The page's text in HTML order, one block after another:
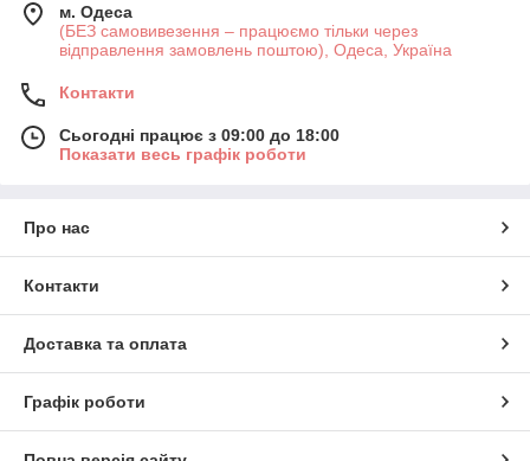
м. Одеса
(БЕЗ самовивезення – працюємо тільки через
відправлення замовлень поштою), Одеса, Україна
Контакти
Сьогодні працює з 09:00 до 18:00
Показати весь графік роботи
Про нас
Контакти
Доставка та оплата
Графік роботи